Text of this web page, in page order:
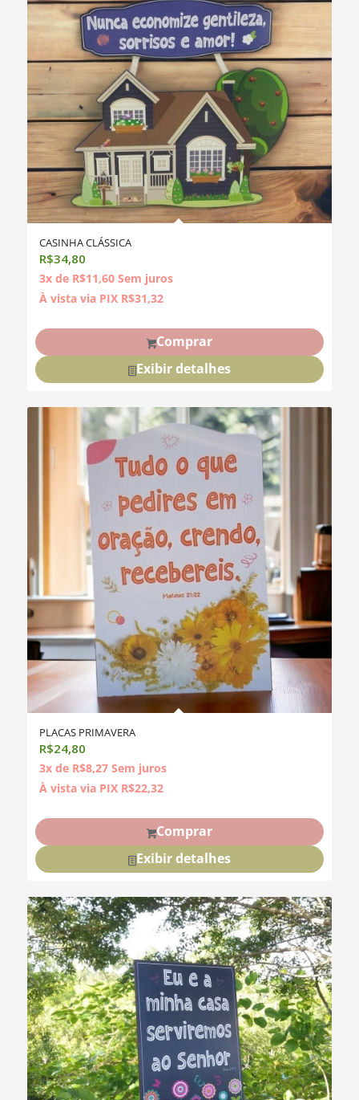
CASINHA CLÁSSICA
R$34,80
3x de R$11,60 Sem juros
À vista via PIX R$31,32
Comprar
Exibir detalhes
PLACAS PRIMAVERA
R$24,80
3x de R$8,27 Sem juros
À vista via PIX R$22,32
Comprar
Exibir detalhes